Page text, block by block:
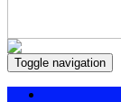
Toggle navigation